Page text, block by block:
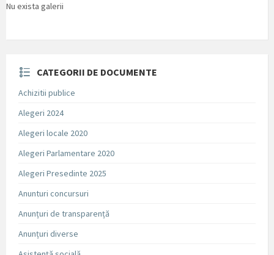
Nu exista galerii
CATEGORII DE DOCUMENTE
Achizitii publice
Alegeri 2024
Alegeri locale 2020
Alegeri Parlamentare 2020
Alegeri Presedinte 2025
Anunturi concursuri
Anunțuri de transparență
Anunțuri diverse